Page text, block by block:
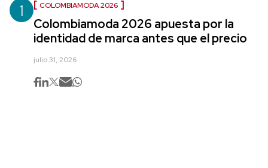
1 COLOMBIAMODA 2026
Colombiamoda 2026 apuesta por la
identidad de marca antes que el precio
julio 31, 2026